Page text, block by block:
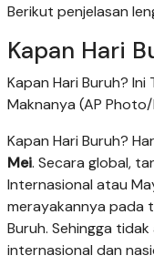
Berikut penjelasan
Kapan Hari
Kapan Hari Buruh? Ini
Maknanya (AP
Kapan Hari Buruh?
Mei. Secara global,
Internasional atau
merayakannya pada
Buruh. Sehingga
internasional dan